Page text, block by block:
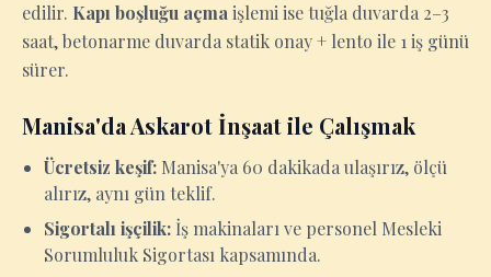
edilir. Kapı boşluğu açma işlemi ise tuğla duvarda 2–3
saat, betonarme duvarda statik onay + lento ile 1 iş günü
sürer.
Manisa'da Askarot İnşaat ile Çalışmak
Ücretsiz keşif: Manisa'ya 60 dakikada ulaşırız, ölçü
alırız, aynı gün teklif.
Sigortalı işçilik: İş makinaları ve personel Mesleki
Sorumluluk Sigortası kapsamında.